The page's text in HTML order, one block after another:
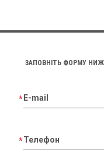
ЗАПОВНІТЬ ФОРМУ
E-mail
Телефон